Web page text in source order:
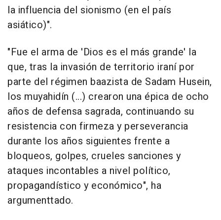
la influencia del sionismo (en el país
asiático)".
"Fue el arma de 'Dios es el más grande' la
que, tras la invasión de territorio iraní por
parte del régimen baazista de Sadam Husein,
los muyahidín (...) crearon una épica de ocho
años de defensa sagrada, continuando su
resistencia con firmeza y perseverancia
durante los años siguientes frente a
bloqueos, golpes, crueles sanciones y
ataques incontables a nivel político,
propagandístico y económico", ha
argumenttado.